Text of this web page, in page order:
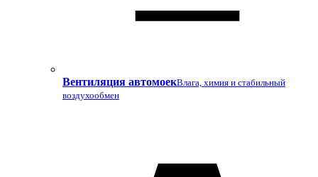
Вентиляция автомоекВлага, химия и стабильный
воздухообмен